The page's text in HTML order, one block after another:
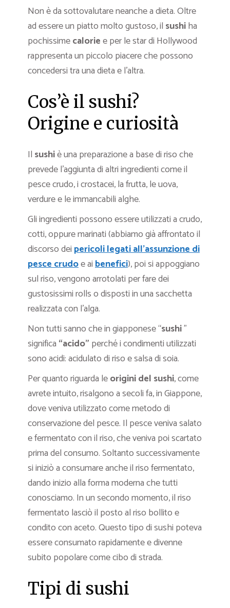
Non è da sottovalutare neanche a dieta. Oltre
ad essere un piatto molto gustoso, il sushiha
pochissimecaloriee per le star di Hollywood
rappresenta un piccolo piacere che possono
concedersi tra una dieta e l’altra.
Cos’è il sushi?
Origine e curiosità
Il sushiè una preparazione a base di riso che
prevede l’aggiunta di altri ingredienti come il
pesce crudo, i crostacei, la frutta, le uova,
verdure e le immancabili alghe.
Gli ingredienti possono essere utilizzati a crudo,
cotti, oppure marinati (abbiamo già affrontato il
discorso dei pericoli legati all’assunzione di
pesce crudoe aibenefici), poi si appoggiano
sul riso, vengono arrotolati per fare dei
gustosissimi rolls o disposti in una sacchetta
realizzata con l’alga.
Non tutti sanno che in giapponese “sushi”
significa “acido” perché i condimenti utilizzati
sono acidi: acidulato di riso e salsa di soia.
Per quanto riguarda leorigini del sushi, come
avrete intuito, risalgono a secoli fa, in Giappone,
dove veniva utilizzato come metodo di
conservazione del pesce. Il pesce veniva salato
e fermentato con il riso, che veniva poi scartato
prima del consumo. Soltanto successivamente
si iniziò a consumare anche il riso fermentato,
dando inizio alla forma moderna che tutti
conosciamo. In un secondo momento, il riso
fermentato lasciò il posto al riso bollito e
condito con aceto. Questo tipo di sushi poteva
essere consumato rapidamente e divenne
subito popolare come cibo di strada.
Tipi di sushi